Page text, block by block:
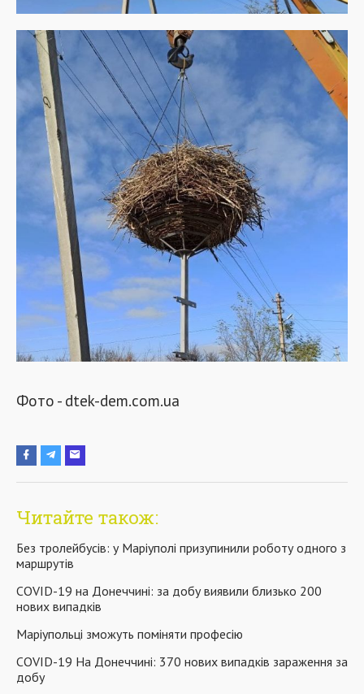
Фото - dtek-dem.com.ua
Читайте також:
Без тролейбусів: у Маріуполі призупинили роботу одного з
маршрутів
COVID-19 на Донеччині: за добу виявили близько 200
нових випадків
Маріупольці зможуть поміняти професію
COVID-19 На Донеччині: 370 нових випадків зараження за
добу